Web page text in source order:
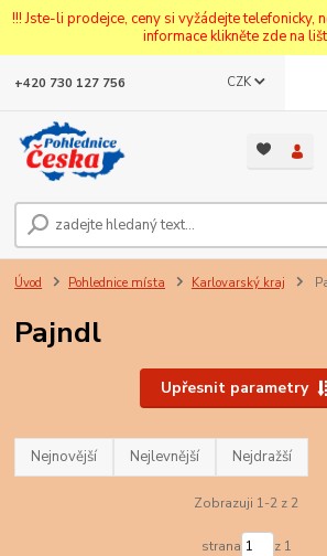
!!! Jste-li prodejce, ceny si vyžádejte telefonicky,
informace klikněte zde na
CZK
+420 730 127 756
Úvod Pohlednice místa Karlovarský kraj
Pajndl
Upřesnit parametry
Nejnovější Nejlevnější Nejdražší
Zobrazuji 1-2 z 2
strana z 1